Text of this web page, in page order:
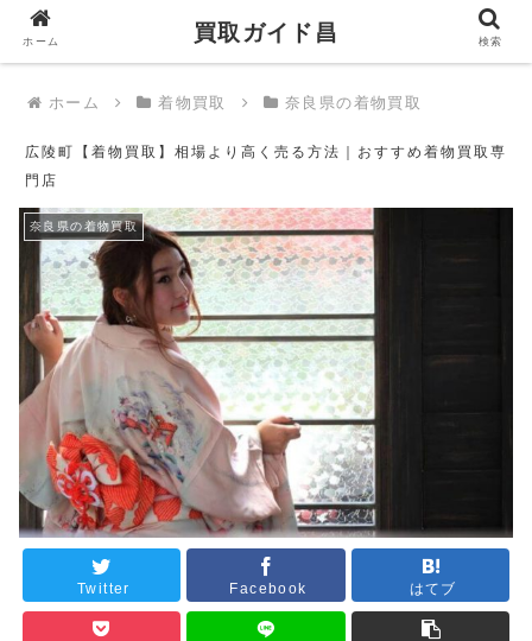
買取ガイド昌
ホーム 着物買取 奈良県の着物買取
広陵町【着物買取】相場より高く売る方法｜おすすめ着物買取専
門店
奈良県の着物買取
Twitter Facebook はてブ
ホーム 買取ガイド昌 検索